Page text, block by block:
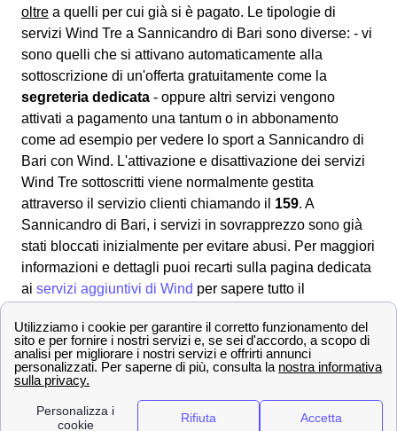
oltre a quelli per cui già si è pagato. Le tipologie di
servizi Wind Tre a Sannicandro di Bari sono diverse: - vi
sono quelli che si attivano automaticamente alla
sottoscrizione di un'offerta gratuitamente come la
segreteria dedicata - oppure altri servizi vengono
attivati a pagamento una tantum o in abbonamento
come ad esempio per vedere lo sport a Sannicandro di
Bari con Wind. L'attivazione e disattivazione dei servizi
Wind Tre sottoscritti viene normalmente gestita
attraverso il servizio clienti chiamando il 159. A
Sannicandro di Bari, i servizi in sovrapprezzo sono già
stati bloccati inizialmente per evitare abusi. Per maggiori
informazioni e dettagli puoi recarti sulla pagina dedicata
ai servizi aggiuntivi di Wind per sapere tutto il
Bari.
Ecco come vedere il credito residuo e ricaricare con
WindTre a Sannicandro di Bari
Se la tua SIM Wind Tre a Sannicandro di Bari rimane